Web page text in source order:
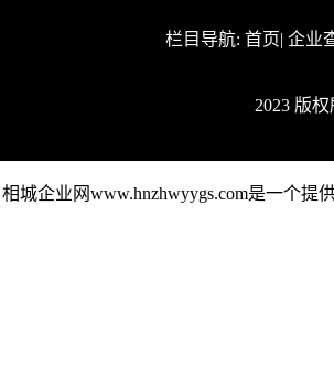
栏目导航: 首页| 企业
2023 版
相城企业网www.hnzhwyygs.com是一个